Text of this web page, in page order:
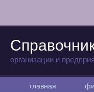
организации и
главная